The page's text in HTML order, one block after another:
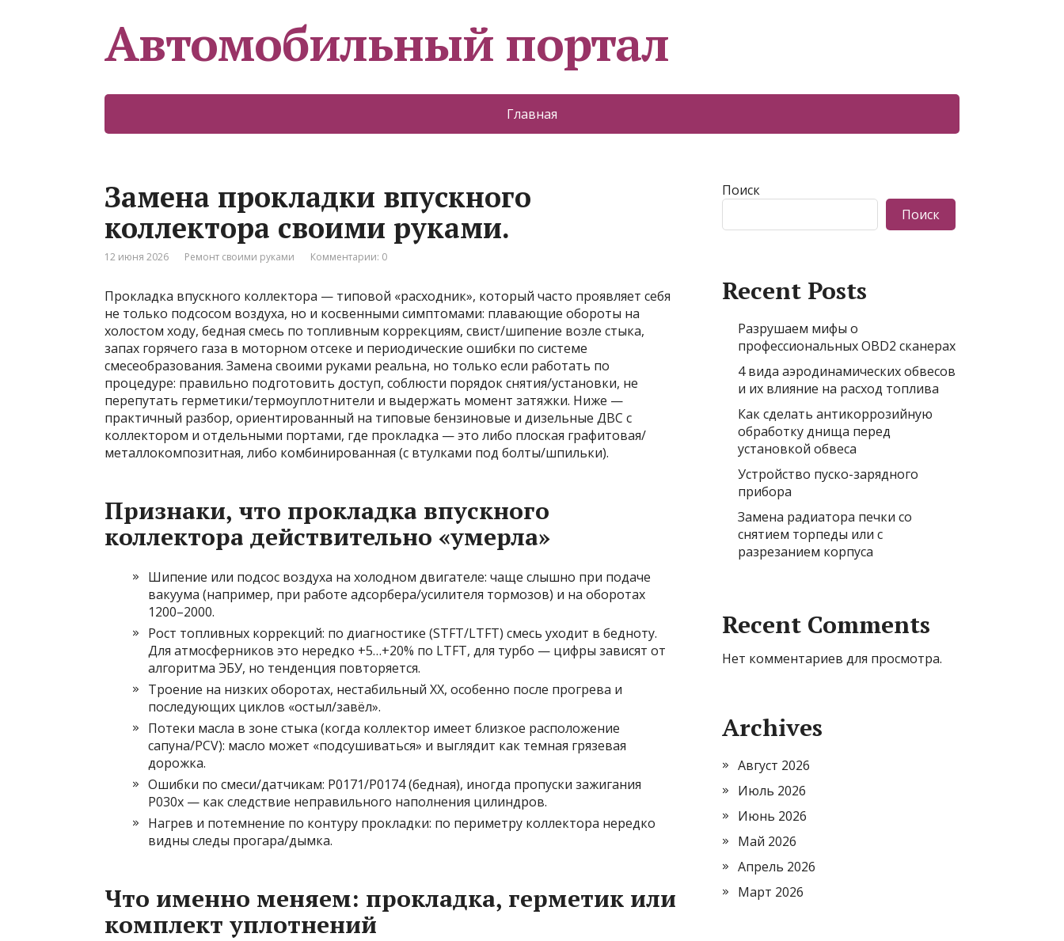
Автомобильный портал
Главная
Замена прокладки впускного
коллектора своими руками.
12 июня 2026 Ремонт своими руками Комментарии: 0
Прокладка впускного коллектора — типовой «расходник», который часто проявляет себя
не только подсосом воздуха, но и косвенными симптомами: плавающие обороты на
холостом ходу, бедная смесь по топливным коррекциям, свист/шипение возле стыка,
запах горячего газа в моторном отсеке и периодические ошибки по системе
смесеобразования. Замена своими руками реальна, но только если работать по
процедуре: правильно подготовить доступ, соблюсти порядок снятия/установки, не
перепутать герметики/термоуплотнители и выдержать момент затяжки. Ниже —
практичный разбор, ориентированный на типовые бензиновые и дизельные ДВС с
коллектором и отдельными портами, где прокладка — это либо плоская графитовая/
металлокомпозитная, либо комбинированная (с втулками под болты/шпильки).
Признаки, что прокладка впускного
коллектора действительно «умерла»
Шипение или подсос воздуха на холодном двигателе: чаще слышно при подаче
вакуума (например, при работе адсорбера/усилителя тормозов) и на оборотах
1200–2000.
Рост топливных коррекций: по диагностике (STFT/LTFT) смесь уходит в бедноту.
Для атмосферников это нередко +5…+20% по LTFT, для турбо — цифры зависят от
алгоритма ЭБУ, но тенденция повторяется.
Троение на низких оборотах, нестабильный ХХ, особенно после прогрева и
последующих циклов «остыл/завёл».
Потеки масла в зоне стыка (когда коллектор имеет близкое расположение
сапуна/PCV): масло может «подсушиваться» и выглядит как темная грязевая
дорожка.
Ошибки по смеси/датчикам: P0171/P0174 (бедная), иногда пропуски зажигания
P030x — как следствие неправильного наполнения цилиндров.
Нагрев и потемнение по контуру прокладки: по периметру коллектора нередко
видны следы прогара/дымка.
Что именно меняем: прокладка, герметик или
комплект уплотнений
Поиск
Поиск
Recent Posts
Разрушаем мифы о
профессиональных OBD2 сканерах
4 вида аэродинамических обвесов
и их влияние на расход топлива
Как сделать антикоррозийную
обработку днища перед
установкой обвеса
Устройство пуско-зарядного
прибора
Замена радиатора печки со
снятием торпеды или с
разрезанием корпуса
Recent Comments
Нет комментариев для просмотра.
Archives
Август 2026
Июль 2026
Июнь 2026
Май 2026
Апрель 2026
Март 2026